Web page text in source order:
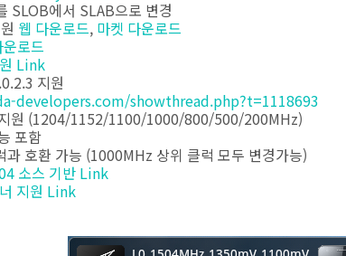
에서 SLAB으로 변경
웹 다운로드, 마켓 다운로드
운로드
Link
지원
developers.com/showthread.php?t=1118693
원 (1204/1152/1100/1000/800/500/200MHz)
포함
과 호환 가능 (1000MHz 상위 클럭 모두 변경가능)
소스 기반 Link
지원 Link